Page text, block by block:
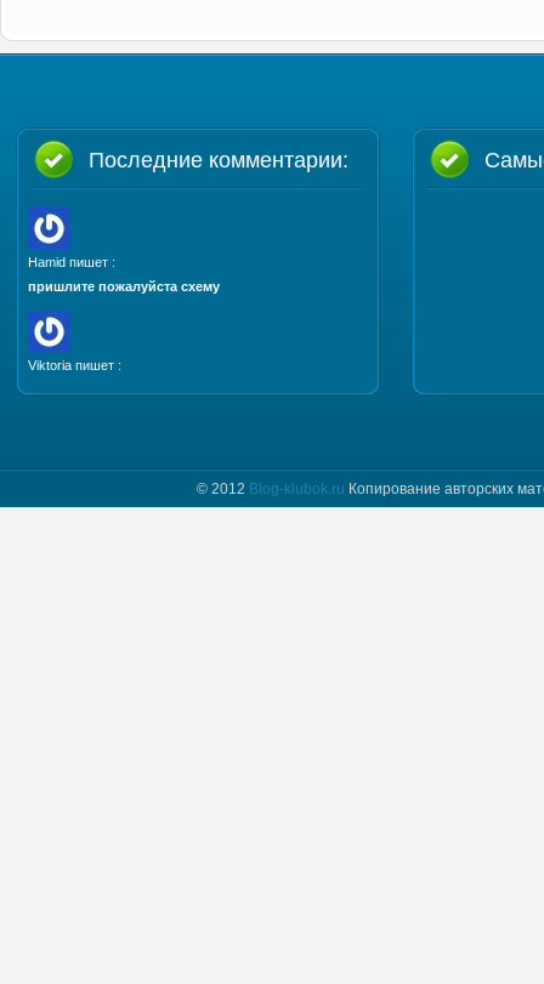
Последние комментарии:
Hamid пишет :
пришлите пожалуйста схему
Viktoria пишет :
Добрый день. Пришлите, пожалуйста мастер класс
© 2012 Blog-klubok.ru Копирование авторских